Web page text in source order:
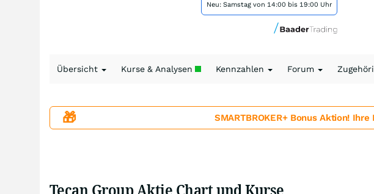
Neu: Samstag von 14:00 bis 19:00 Uhr
Übersicht Kurse & Analysen Kennzahlen Forum
🎁 SMARTBROKER+ Bonus Aktion!